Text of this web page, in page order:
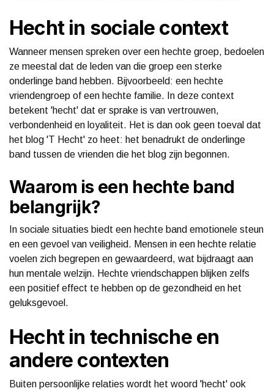
Hecht in sociale context
Wanneer mensen spreken over een hechte groep, bedoelen
ze meestal dat de leden van die groep een sterke
onderlinge band hebben. Bijvoorbeeld: een hechte
vriendengroep of een hechte familie. In deze context
betekent 'hecht' dat er sprake is van vertrouwen,
verbondenheid en loyaliteit. Het is dan ook geen toeval dat
het blog 'T Hecht' zo heet: het benadrukt de onderlinge
band tussen de vrienden die het blog zijn begonnen.
Waarom is een hechte band
belangrijk?
In sociale situaties biedt een hechte band emotionele steun
en een gevoel van veiligheid. Mensen in een hechte relatie
voelen zich begrepen en gewaardeerd, wat bijdraagt aan
hun mentale welzijn. Hechte vriendschappen blijken zelfs
een positief effect te hebben op de gezondheid en het
geluksgevoel.
Hecht in technische en
andere contexten
Buiten persoonlijke relaties wordt het woord 'hecht' ook